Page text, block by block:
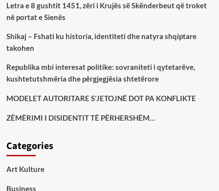
Letra e 8 gushtit 1451, zëri i Krujës së Skënderbeut që troket
në portat e Sienës
Shikaj – Fshati ku historia, identiteti dhe natyra shqiptare
takohen
Republika mbi interesat politike: sovraniteti i qytetarëve,
kushtetutshmëria dhe përgjegjësia shtetërore
MODELET AUTORITARE S’JETOJNË DOT PA KONFLIKTE
ZËMËRIMI I DISIDENTIT TË PËRHERSHËM…
Categories
Art Kulture
Business